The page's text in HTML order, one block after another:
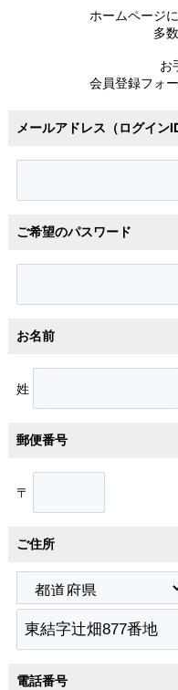
ホームページ
多
お
会員登録フォ
メールアドレス（ログイン
ご希望のパスワード
お名前
姓
郵便番号
〒
ご住所
電話番号